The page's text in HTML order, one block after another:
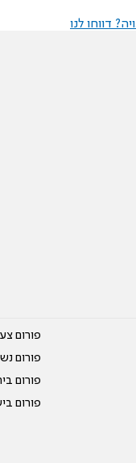
דווחו לנו
פורום
פורום
פורום
פורום